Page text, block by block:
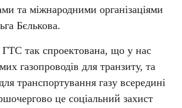
та міжнародними організаціями
Бєлькова.
ГТС так спроектована, що у нас
газопроводів для транзиту, та
транспортування газу всередині
це соціальний захист